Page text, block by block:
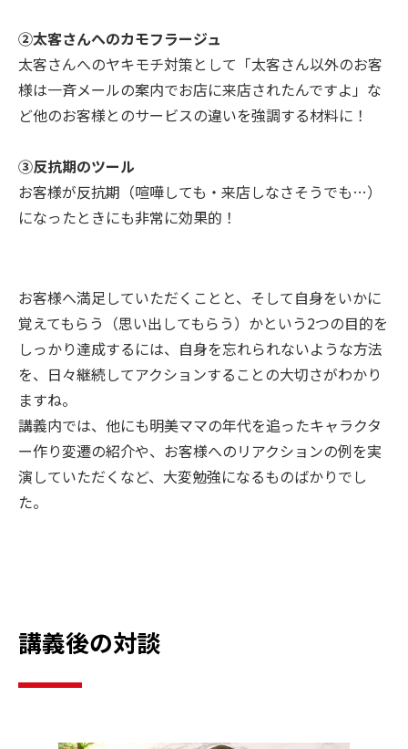
②太客さんへのカモフラージュ
太客さんへのヤキモチ対策として「太客さん以外のお客
様は一斉メールの案内でお店に来店されたんですよ」な
ど他のお客様とのサービスの違いを強調する材料に！
③反抗期のツール
お客様が反抗期（喧嘩しても・来店しなさそうでも…）
になったときにも非常に効果的！
お客様へ満足していただくことと、そして自身をいかに
覚えてもらう（思い出してもらう）かという2つの目的を
しっかり達成するには、自身を忘れられないような方法
を、日々継続してアクションすることの大切さがわかり
ますね。
講義内では、他にも明美ママの年代を追ったキャラクタ
ー作り変遷の紹介や、お客様へのリアクションの例を実
演していただくなど、大変勉強になるものばかりでし
た。
講義後の対談